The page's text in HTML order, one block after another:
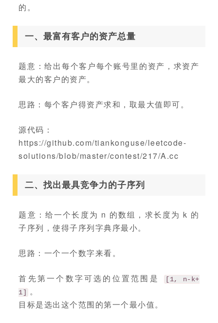
的。
一、最富有客户的资产总量
题意：给出每个客户每个账号里的资产，求资产
最大的客户的资产。
思路：每个客户得资产求和，取最大值即可。
源代码：
https://github.com/tiankonguse/leetcode-
solutions/blob/master/contest/217/A.cc
二、找出最具竞争力的子序列
题意：给一个长度为 n 的数组，求长度为 k 的
子序列，使得子序列字典序最小。
思路：一个一个数字来看。
首先第一个数字可选的位置范围是
[1, n-k+
1]
。
目标是选出这个范围的第一个最小值。